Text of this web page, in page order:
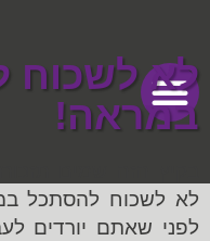
לא לשכוח
במראה!
בקיץ הזה שמים
לא לשכוח להסתכל
לפני שאתם יורדים